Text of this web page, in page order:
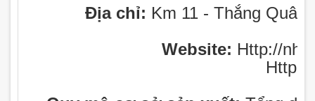
Địa chỉ: Km 11 - Thắng
Website: Http://
Http://